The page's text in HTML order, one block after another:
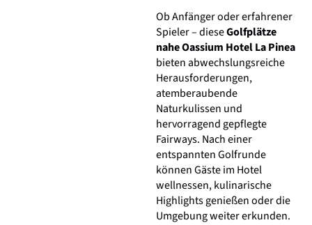
Ob Anfänger oder erfahrener
Spieler – dieseGolfplätze
nahe Oassium Hotel La Pinea
bieten abwechslungsreiche
Herausforderungen,
atemberaubende
Naturkulissen und
hervorragend gepflegte
Fairways. Nach einer
entspannten Golfrunde
können Gäste im Hotel
wellnessen, kulinarische
Highlights genießen oder die
Umgebung weiter erkunden.